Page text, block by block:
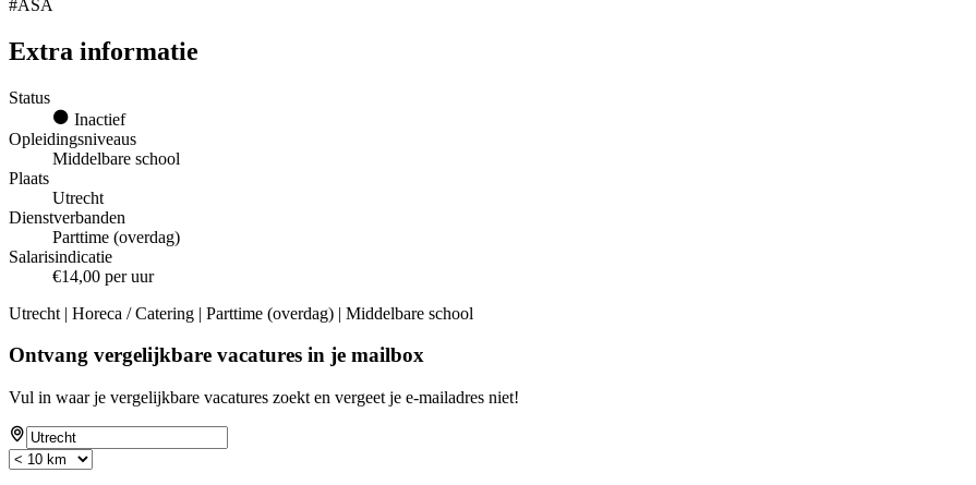
#ASA
Extra informatie
Status
Inactief
Opleidingsniveaus
Middelbare school
Plaats
Utrecht
Dienstverbanden
Parttime (overdag)
Salarisindicatie
€14,00 per uur
Utrecht | Horeca / Catering | Parttime (overdag) | Middelbare school
Ontvang vergelijkbare vacatures in je mailbox
Vul in waar je vergelijkbare vacatures zoekt en vergeet je e-mailadres niet!